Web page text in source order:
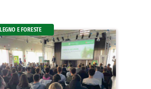
LEGNO E FORESTE